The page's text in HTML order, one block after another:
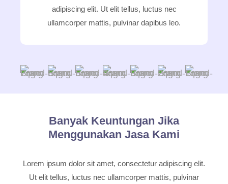
adipiscing elit. Ut elit tellus, luctus nec
ullamcorper mattis, pulvinar dapibus leo.
Banyak Keuntungan Jika
Menggunakan Jasa Kami
Lorem ipsum dolor sit amet, consectetur adipiscing elit.
Ut elit tellus, luctus nec ullamcorper mattis, pulvinar